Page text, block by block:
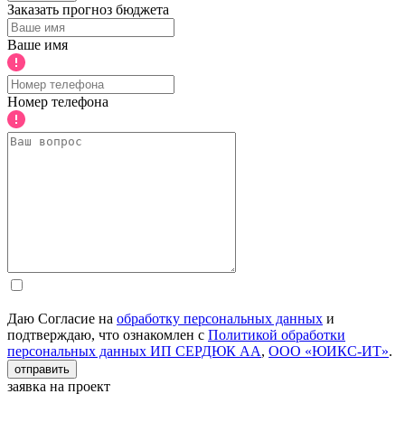
Заказать прогноз бюджета
Ваше имя
Номер телефона
Даю Согласие на обработку персональных данных и
подтверждаю, что ознакомлен с Политикой обработки
персональных данных ИП СЕРДЮК АА, ООО «ЮИКС-ИТ».
отправить
заявка на проект